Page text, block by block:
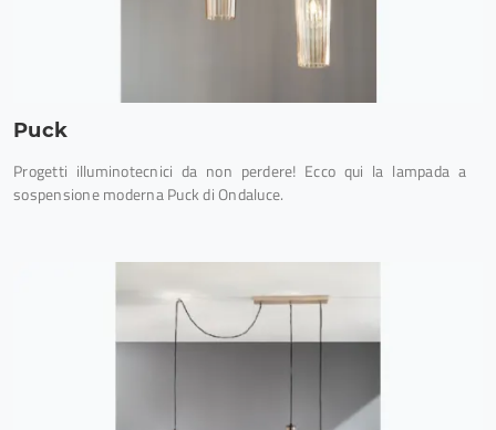
Puck
Progetti illuminotecnici da non perdere! Ecco qui la lampada a
sospensione moderna Puck di Ondaluce.